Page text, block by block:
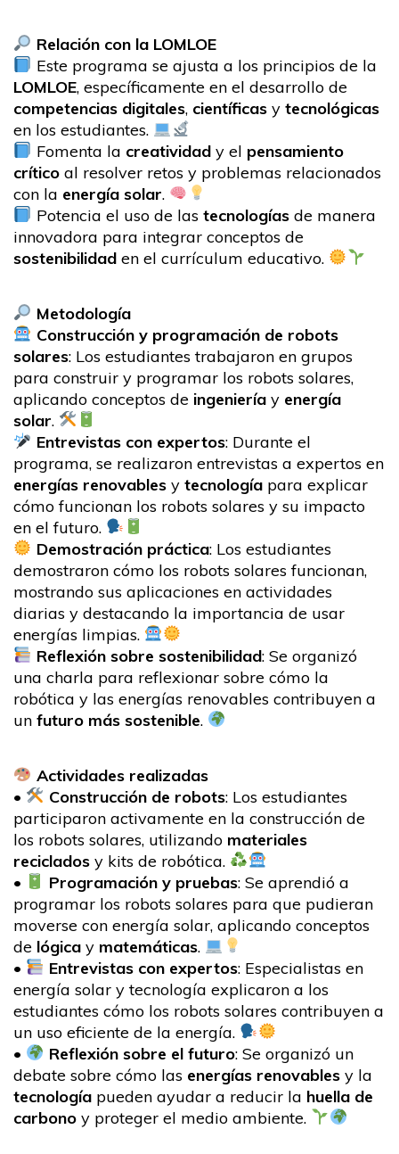
Relación con la LOMLOE
Este programa se ajusta a los principios de la
LOMLOE, específicamente en el desarrollo de
competencias digitales, científicas y tecnológicas
en los estudiantes.
Fomenta la creatividady el pensamiento
crítico al resolver retos y problemas relacionados
con la energía solar.
Potencia el uso de las tecnologíasde manera
innovadora para integrar conceptos de
sostenibilidad en el currículum educativo.
Metodología
Construcción y programación de robots
solares: Los estudiantes trabajaron en grupos
para construir y programar los robots solares,
aplicando conceptos de ingeniería y energía
solar.
Entrevistas con expertos: Durante el
programa, se realizaron entrevistas a expertos en
energías renovables y tecnología para explicar
cómo funcionan los robots solares y su impacto
en el futuro.
Demostración práctica: Los estudiantes
demostraron cómo los robots solares funcionan,
mostrando sus aplicaciones en actividades
diarias y destacando la importancia de usar
energías limpias.
Reflexión sobre sostenibilidad: Se organizó
una charla para reflexionar sobre cómo la
robótica y las energías renovables contribuyen a
un futuro más sostenible.
Actividades realizadas
•
Construcción de robots: Los estudiantes
participaron activamente en la construcción de
los robots solares, utilizando materiales
reciclados y kits de robótica.
•
Programación y pruebas: Se aprendió a
programar los robots solares para que pudieran
moverse con energía solar, aplicando conceptos
de lógica y matemáticas.
•
Entrevistas con expertos: Especialistas en
energía solar y tecnología explicaron a los
estudiantes cómo los robots solares contribuyen a
un uso eficiente de la energía.
•
Reflexión sobre el futuro: Se organizó un
debate sobre cómo las energías renovables y la
tecnología pueden ayudar a reducir la huella de
carbono y proteger el medio ambiente.